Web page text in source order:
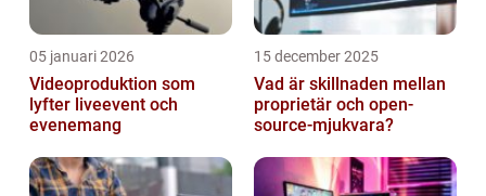
05 januari 2026
Videoproduktion som
lyfter liveevent och
evenemang
15 december 2025
Vad är skillnaden mellan
proprietär och open-
source-mjukvara?